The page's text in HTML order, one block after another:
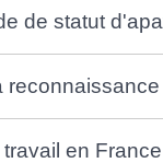
de statut
travail en France